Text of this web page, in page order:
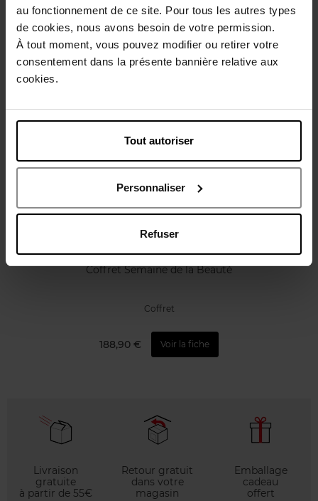
au fonctionnement de ce site. Pour tous les autres types
de cookies, nous avons besoin de votre permission.
À tout moment, vous pouvez modifier ou retirer votre
consentement dans la présente bannière relative aux
cookies.
Tout autoriser
Personnaliser
Refuser
Caractéristiques
Avis client Politique relative aux avis des clients
Vous aimerez peut-être
Coffret Semaine de la Beauté
Coffret
188,90 € Voir la fiche
Livraison
gratuite
à partir de 55€
Retour gratuit
dans votre
magasin
Emballage
cadeau
offert